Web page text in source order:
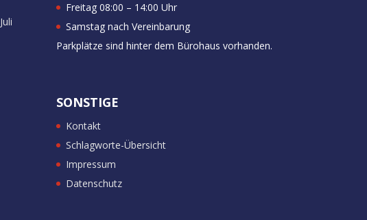
Freitag 08:00 – 14:00 Uhr
Samstag nach Vereinbarung
Parkplätze sind hinter dem Bürohaus vorhanden.
SONSTIGE
Kontakt
Schlagworte-Übersicht
Impressum
Datenschutz